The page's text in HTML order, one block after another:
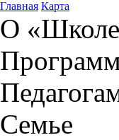
Главная Карта
О
Семье